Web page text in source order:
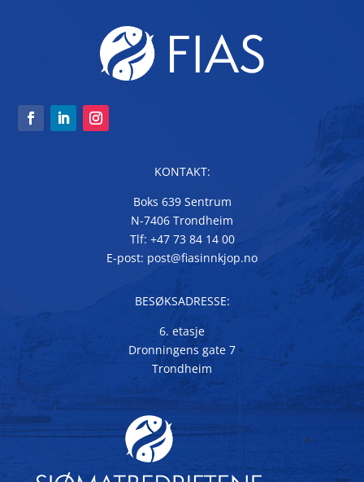
KONTAKT:
Boks 639 Sentrum
N-7406 Trondheim
Tlf: +47 73 84 14 00
E-post: post@fiasinnkjop.no
BESØKSADRESSE:
6. etasje
Dronningens gate 7
Trondheim